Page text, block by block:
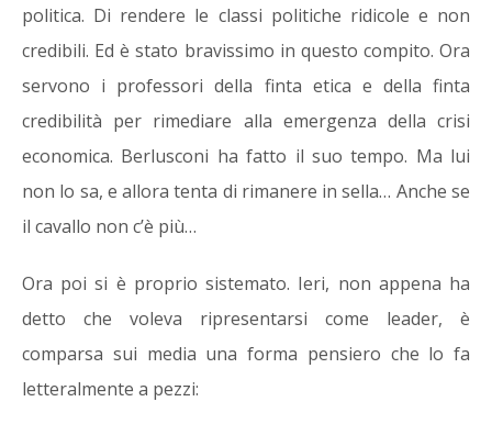
politica. Di rendere le classi politiche ridicole e non
credibili. Ed è stato bravissimo in questo compito. Ora
servono i professori della finta etica e della finta
credibilità per rimediare alla emergenza della crisi
economica. Berlusconi ha fatto il suo tempo. Ma lui
non lo sa, e allora tenta di rimanere in sella… Anche se
il cavallo non c’è più…
Ora poi si è proprio sistemato. Ieri, non appena ha
detto che voleva ripresentarsi come leader, è
comparsa sui media una forma pensiero che lo fa
letteralmente a pezzi: